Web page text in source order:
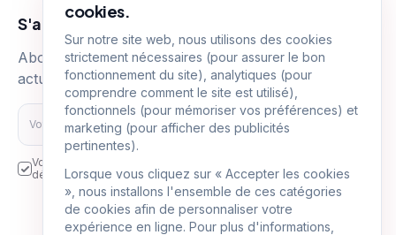
S'abonner
Abonnez-vous pour recevoir nos dernières
actualités immobilières
Vos données personnelles sont transmises et utilisées aux fins
décrites dans la politique de confidentialité.
Suivez-nous sur
cookies.
Sur notre site web, nous utilisons des cookies
strictement nécessaires (pour assurer le bon
fonctionnement du site), analytiques (pour
comprendre comment le site est utilisé),
fonctionnels (pour mémoriser vos préférences) et
marketing (pour afficher des publicités
pertinentes).
Lorsque vous cliquez sur « Accepter les cookies
», nous installons l'ensemble de ces catégories
de cookies afin de personnaliser votre
expérience en ligne. Pour plus d'informations,